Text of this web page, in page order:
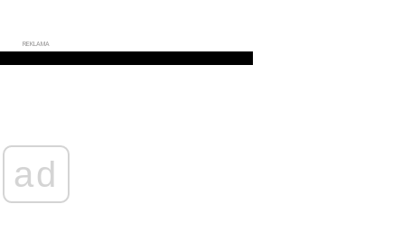
REKLAMA
ad